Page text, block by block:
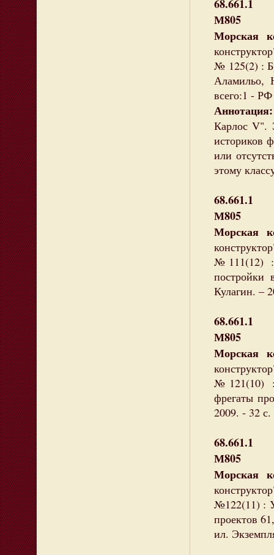
68.661.1
М805
Морская
№ 125(2) :
всего:1 -
Аннотация:
Карлос V".
историков
или
этому
68.661.1
М805
Морская
№111(12) :
Кулагин. –
68.661.1
М805
Морская
№121(10)
фрегаты
2009. - 32
68.661.1
М805
Морская
№122(11) :
проектов
ил.